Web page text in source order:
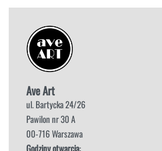
Ave Art
ul. Bartycka 24/26
Pawilon nr 30 A
00-716 Warszawa
Godziny otwarcia: